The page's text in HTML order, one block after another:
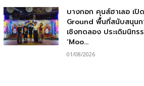
บางกอก คุนส์ฮาเลอ เปิ
Ground พื้นที่สนับสนุนก
เชิงทดลอง ประเดิมนิทร
‘Moo...
01/08/2026